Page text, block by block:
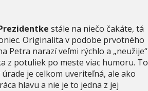
stále na niečo čakáte, tá
Originalita v podobe prvotného
Petra narazí veľmi rýchlo a „neužije“
z potuliek po meste viac humoru. To
je celkom uveriteľná, ale ako
hlavu a nie je to jedna z jej